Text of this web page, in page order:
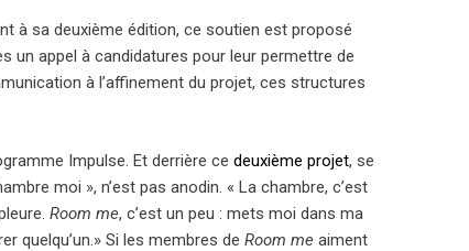
à sa deuxième édition, ce soutien est proposé
un appel à candidatures pour leur permettre de
à l’affinement du projet, ces structures
Impulse. Et derrière cedeuxième projet, se
moi », n’est pas anodin. « La chambre, c’est
Room me, c’est un peu : mets moi dans ma
quelqu’un.» Si les membres deRoom me aiment